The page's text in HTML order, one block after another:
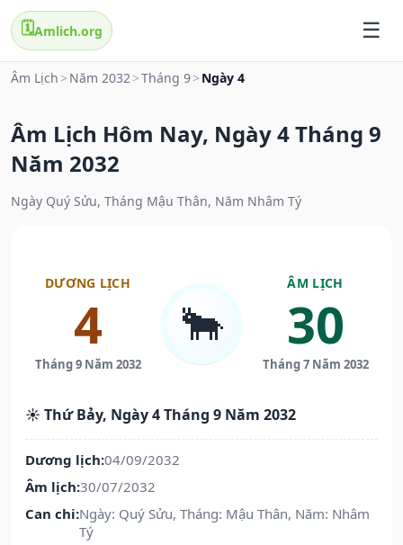
🗓️Amlich.org
Âm Lịch > Năm 2032>Tháng 9> Ngày 4
Âm Lịch Hôm Nay, Ngày 4 Tháng 9
Năm 2032
Ngày Quý Sửu, Tháng Mậu Thân, Năm Nhâm Tý
DƯƠNG LỊCH
4
Tháng 9 Năm 2032
🐂
ÂM LỊCH
30
Tháng 7 Năm 2032
☀️ Thứ Bảy, Ngày 4 Tháng 9 Năm 2032
Dương lịch:04/09/2032
Âm lịch:30/07/2032
Can chi:Ngày: Quý Sửu, Tháng: Mậu Thân, Năm: Nhâm
Tý